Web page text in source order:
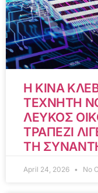
Η ΚΙΝΑ
ΤΕΧΝΗΤΗ
ΛΕΥΚΟΣ
ΤΡΑΠΕΖΙ
ΤΗ
April 24, 2026 No